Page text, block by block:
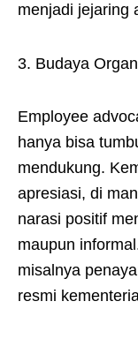
menjadi jejaring
3. Budaya
Employee
hanya bisa
mendukung.
apresiasi, di
narasi positif
maupun
misalnya
resmi